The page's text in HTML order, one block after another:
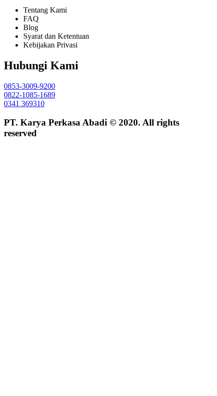
Tentang Kami
FAQ
Blog
Syarat dan Ketentuan
Kebijakan Privasi
Hubungi Kami
0853-3009-9200
0822-1085-1689
0341 369310
PT. Karya Perkasa Abadi © 2020. All rights
reserved